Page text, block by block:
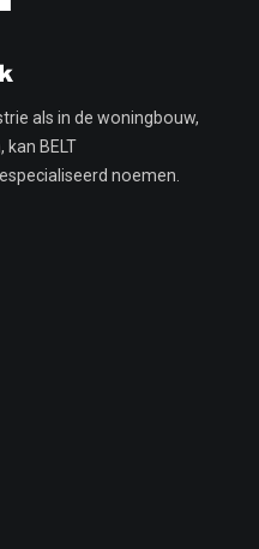
als in de woningbouw,
BELT
noemen.